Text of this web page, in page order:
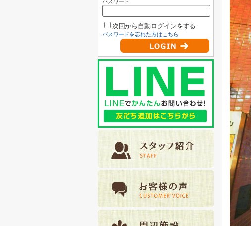
パスワード
次回から自動ログインをする
パスワードを忘れた方はこちら